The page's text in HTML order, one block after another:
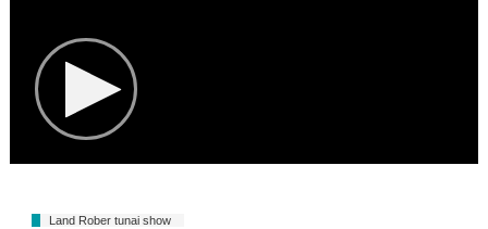
Land Rober tunai show